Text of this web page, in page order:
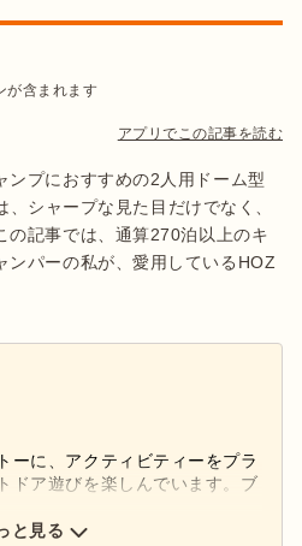
が含まれます
アプリでこの記事を読む
ンプにおすすめの2人用ドーム型
シャープな見た目だけでなく、
の記事では、通算270泊以上のキ
ンパーの私が、愛用しているHOZ
ーに、アクティビティーをプラ
ドア遊びを楽しんでいます。ブ
にて、キャンプ
と見る